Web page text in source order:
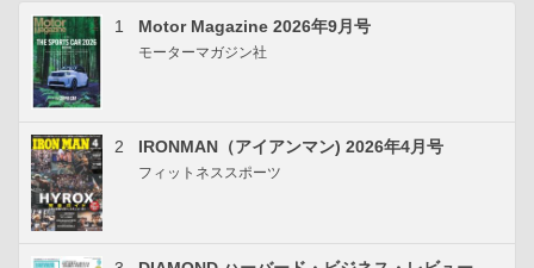
1 Motor Magazine 2026年9月号
モーターマガジン社
2 IRONMAN（アイアンマン) 2026年4月号
フィットネススポーツ